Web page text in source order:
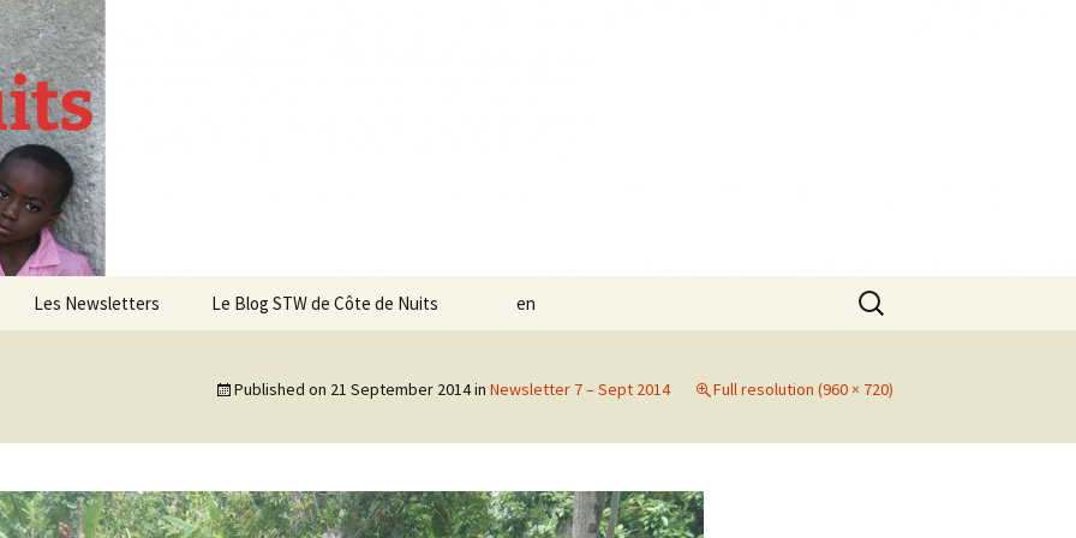
Les Newsletters
Newsletter 7 – Sept 2014
Le Blog STW de Côte de Nuits en
Search
for:
Published on 21 September 2014in Newsletter 7 – Sept 2014 Full resolution (960 × 720)